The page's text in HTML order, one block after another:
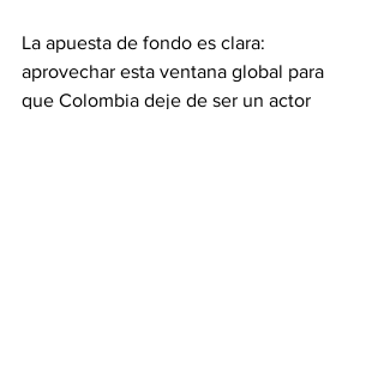
La apuesta de fondo es clara:
aprovechar esta ventana global para
que Colombia deje de ser un actor